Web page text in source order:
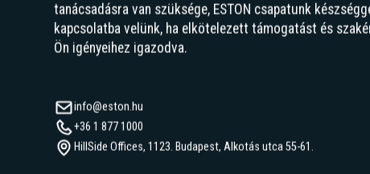
tanácsadásra van szüksége, ESTON csapatunk
kapcsolatba velünk, ha elkötelezett támogatást és
Ön igényeihez igazodva.
info@eston.hu
+36 1 877 1000
HillSide Offices, 1123. Budapest, Alkotás utca 55-61.